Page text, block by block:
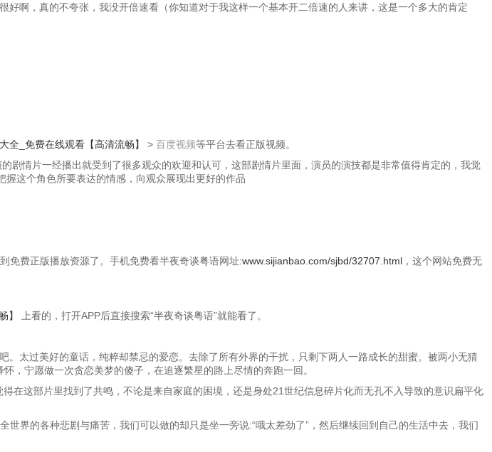
啊，真的不夸张，我没开倍速看（你知道对于我这样一个基本开二倍速的人来讲，这是一个多大的肯定
全_免费在线观看【高清流畅】 > 百度视频等平台去看正版视频。
剧情片一经播出就受到了很多观众的欢迎和认可，这部剧情片里面，演员的演技都是非常值得肯定的，我觉
这个角色所要表达的情感，向观众展现出更好的作品
到免费正版播放资源了。手机免费看半夜奇谈粤语网址:www.sijianbao.com/sjbd/32707.html ，这个网站免费无
】
上看的，打开APP后直接搜索“半夜奇谈粤语”就能看了。
太过美好的童话，纯粹却禁忌的爱恋。去除了所有外界的干扰，只剩下两人一路成长的甜蜜。被两小无猜
，宁愿做一次贪恋美梦的傻子，在追逐繁星的路上尽情的奔跑一回。
在这部片里找到了共鸣，不论是来自家庭的困境，还是身处21世纪信息碎片化而无孔不入导致的意识扁平化
界的各种悲剧与痛苦，我们可以做的却只是坐一旁说:“哦太差劲了”，然后继续回到自己的生活中去，我们